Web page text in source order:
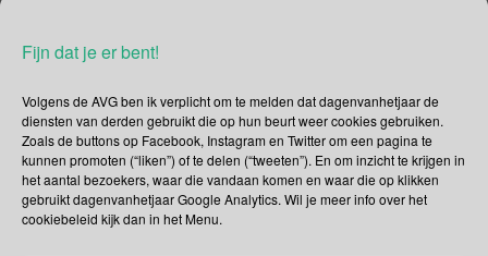
Fijn dat je er bent!
Volgens de AVG ben ik verplicht om te melden dat dagenvanhetjaar de
diensten van derden gebruikt die op hun beurt weer cookies gebruiken.
Zoals de buttons op Facebook, Instagram en Twitter om een pagina te
kunnen promoten (“liken”) of te delen (“tweeten”). En om inzicht te krijgen in
het aantal bezoekers, waar die vandaan komen en waar die op klikken
gebruikt dagenvanhetjaar Google Analytics. Wil je meer info over het
cookiebeleid kijk dan in het Menu.
Lees verder
Social Media